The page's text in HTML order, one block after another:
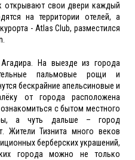
открывают свои двери каждый
на территории отелей, а
- Atlas Club, разместился
На выезде из города
пальмовые рощи и
бескрайние апельсиновые и
от города расположена
с бытом местного
а чуть дальше – город
Жители Тизнита много веков
берберских украшений,
города можно не только